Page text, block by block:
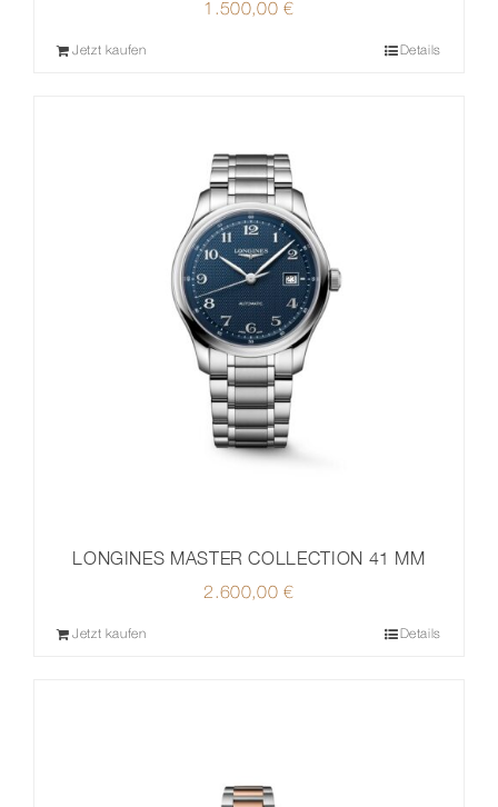
1.500,00€
Jetzt kaufen Details
LONGINES MASTER COLLECTION 41 MM
2.600,00€
Jetzt kaufen Details